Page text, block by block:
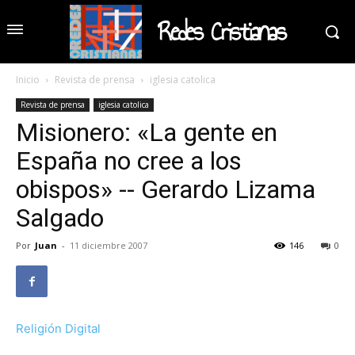
Redes Cristianas
Inicio Revista de prensa iglesia catolica
Revista de prensa iglesia catolica
Misionero: «La gente en
España no cree a los
obispos» -- Gerardo Lizama
Salgado
Por Juan - 11 diciembre 2007 0
146
Religión Digital